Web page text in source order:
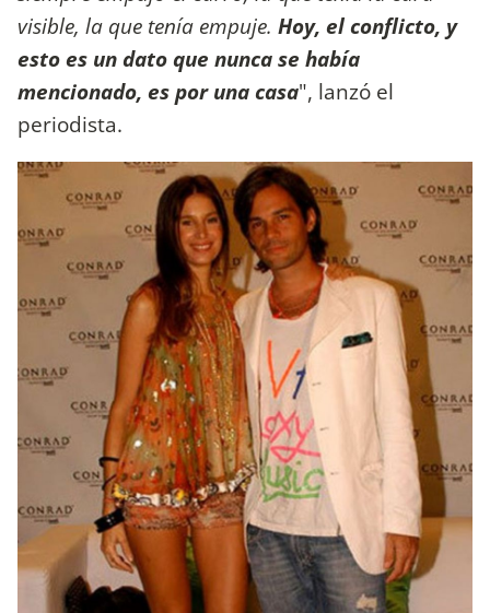
visible, la que tenía empuje. Hoy, el conflicto, y
esto es un dato que nunca se había
mencionado, es por una casa", lanzó el
periodista.